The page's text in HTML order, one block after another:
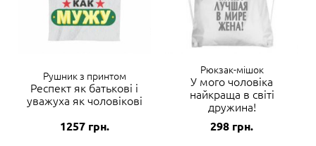
Рушник з принтом
Респект як батькові і
уважуха як чоловікові
1257грн.
Рюкзак-мішок
У мого чоловіка
найкраща в світі
дружина!
298 грн.